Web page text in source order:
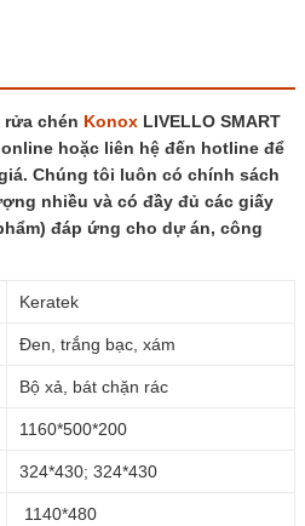
rửa chén KonoxLIVELLO SMART
hoặc liên hệ đến hotline để
Chúng tôi luôn có chính sách
nhiều và có đầy đủ các giấy
đáp ứng cho dự án, công
Keratek
Đen, trắng bạc, xám
Bộ xả, bát chặn rác
1160*500*200
324*430; 324*430
1140*480